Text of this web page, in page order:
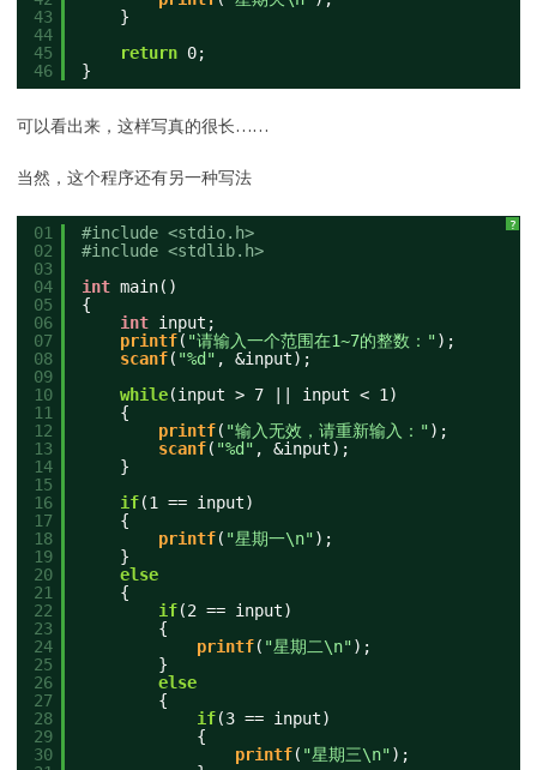
43
44
45
46
}
return 0;
}
可以看出来，这样写真的很长……
当然，这个程序还有另一种写法
?
01
02
03
04
05
06
07
08
09
10
11
12
13
14
15
16
17
18
19
20
21
22
23
24
25
26
27
28
29
30
#include <stdio.h>
#include <stdlib.h>
int main()
{
int input;
printf( "请输入一个范围在1~7的整数：");
scanf( "%d" , &input);
while(input > 7 || input < 1)
{
printf( "输入无效，请重新输入：");
scanf( "%d" , &input);
}
if(1 == input)
{
printf( "星期一\n");
}
else
{
if(2 == input)
{
printf( "星期二\n");
}
else
{
if(3 == input)
{
printf( "星期三\n");